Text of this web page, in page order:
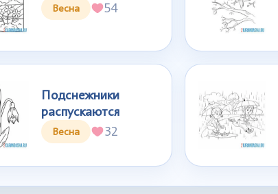
Весна 54
Подснежники
распускаются
Весна 32